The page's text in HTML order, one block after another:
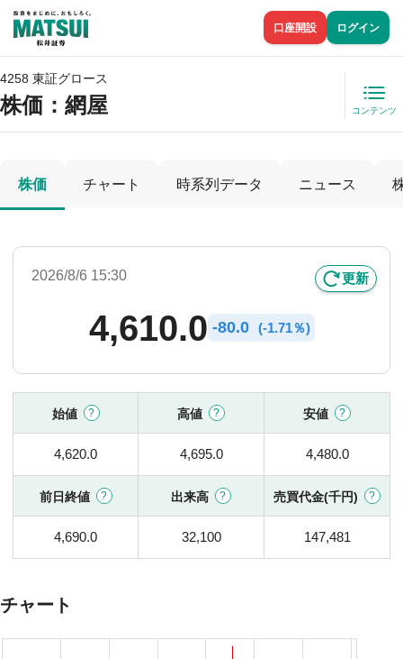
口座開設 ログイン
4258 東証グロース
株価 ：網屋 コンテンツ
株価 チャート 時系列データ ニュース
2026/8/6 15:30 更新
4,610.0 -80.0 (-1.71％)
始値 高値 安値
4,620.0 4,695.0 4,480.0
前日終値 出来高 売買代金(千円)
4,690.0 32,100 147,481
チャート